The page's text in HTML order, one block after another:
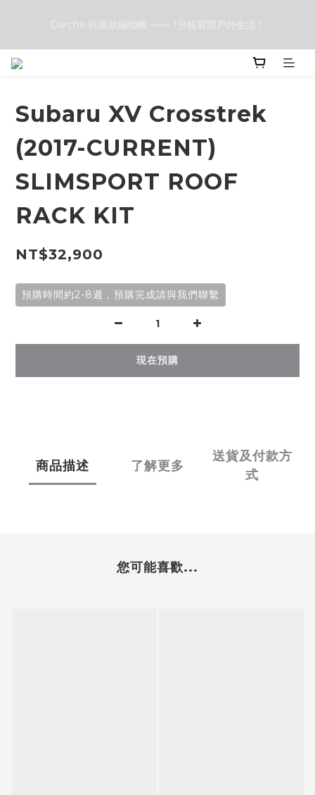
Darche 抗風款蝙蝠帳 —— 1分鐘展開戶外生活！
Darche 抗風款蝙蝠帳 —— 1分鐘展開戶外生活！
Front Runner vs. Darche 露營椅大評比：哪一款更符合你的戶
Darche 抗風款蝙蝠帳 —— 1分鐘展開戶外生活！
Subaru XV Crosstrek
(2017-CURRENT)
SLIMSPORT ROOF
RACK KIT
NT$32,900
預購時間約2-8週，預購完成請與我們聯繫
現在預購
商品描述 了解更多
送貨及付款方
式
您可能喜歡...